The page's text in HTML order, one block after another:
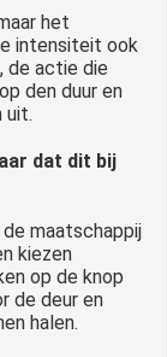
het
intensiteit ook
de actie die
den duur en
uit.
dat dit bij
maatschappij
kiezen
op de knop
de deur en
halen.